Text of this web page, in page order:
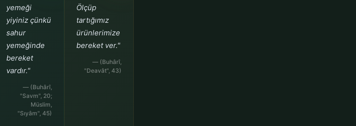
yemeği
yiyiniz çünkü
sahur
yemeğinde
bereket
vardır."
— (Buhârî,
"Savm", 20;
Müslim,
"Sıyâm", 45)
Ölçüp
tartığımız
ürünlerimize
bereket ver."
— (Buhârî,
"Deavât", 43)